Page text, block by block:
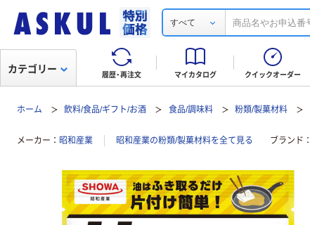
すべて
履歴・再注文 マイカタログ クイックオーダー
カテゴリー
ホーム 飲料/食品/ギフト/お酒 食品/調味料 粉類/製菓材料
メーカー 昭和産業 昭和産業の粉類/製菓材料を全て見る ブランド